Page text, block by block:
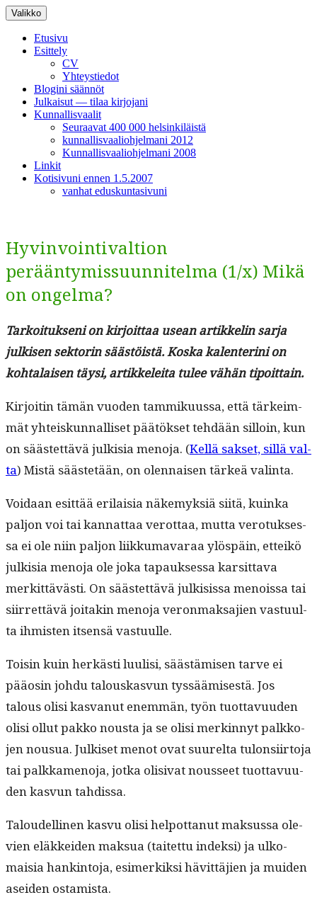
Siirry
sisältöön
Valikko
Etusivu
Esittely
CV
Yhteystiedot
Blogini säännöt
Julkaisut — tilaa kirjojani
Kunnallisvaalit
Seuraavat 400 000 helsinkiläistä
kunnallisvaaliohjelmani 2012
Kunnallisvaaliohjelmani 2008
Linkit
Kotisivuni ennen 1.5.2007
vanhat eduskuntasivuni
Hyvinvointivaltion
perääntymissuunnitelma (1/x) Mikä
on ongelma?
Tarkoituk­seni on kir­joit­taa use­an artikke­lin sar­ja
julkisen sek­torin säästöistä. Kos­ka kalen­teri­ni on
kohta­laisen täysi, artikkelei­ta tulee vähän tipoittain.
Kir­joitin tämän vuo­den tam­miku­us­sa, että tärkeim­
mät yhteiskun­nal­liset päätök­set tehdään sil­loin, kun
on säästet­tävä julk­isia meno­ja. (Kel­lä sak­set, sil­lä val­
ta) Mis­tä säästetään, on olen­naisen tärkeä valinta.
Voidaan esit­tää eri­laisia näke­myk­siä siitä, kuin­ka
paljon voi tai kan­nat­taa verot­taa, mut­ta vero­tuk­ses­
sa ei ole niin paljon liikku­mavaraa ylöspäin, etteikö
julk­isia meno­ja ole joka tapauk­ses­sa kar­sit­ta­va
merkit­tävästi. On säästet­tävä julk­i­sis­sa menois­sa tai
siir­ret­tävä joitakin meno­ja veron­mak­sajien vas­tu­ul­
ta ihmis­ten itsen­sä vastuulle.
Toisin kuin herkästi luulisi, säästämisen tarve ei
pääosin johdu talouskasvun tyssäämis­es­tä. Jos
talous olisi kas­vanut enem­män, työn tuot­tavu­u­den
olisi ollut pakko nous­ta ja se olisi merkin­nyt palkko­
jen nousua. Julkiset menot ovat suurelta tulon­si­ir­to­ja
tai palkka­meno­ja, jot­ka oli­si­vat nousseet tuot­tavu­u­
den kasvun tahdissa.
Taloudelli­nen kasvu olisi helpot­tanut mak­sus­sa ole­
vien eläkkei­den mak­sua (taitet­tu indek­si) ja ulko­
maisia han­k­in­to­ja, esimerkik­si hävit­täjien ja muiden
asei­den ostamista.